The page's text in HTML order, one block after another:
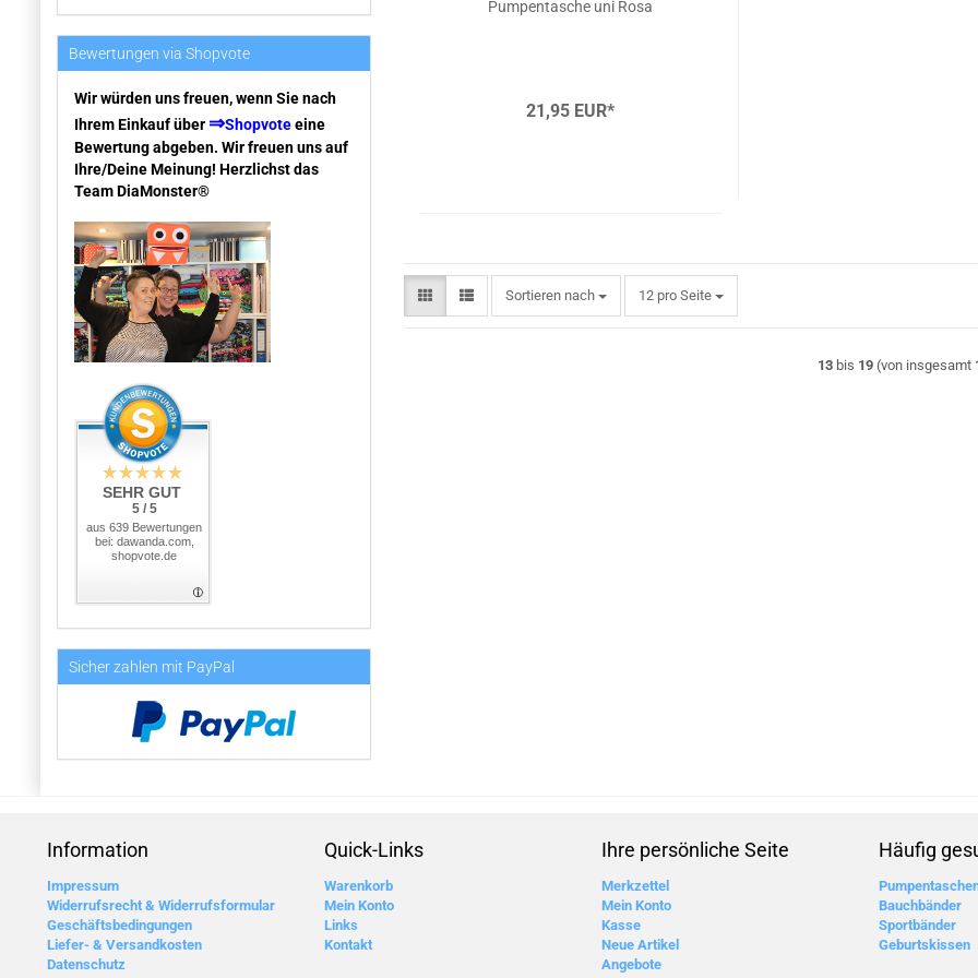
Pumpentasche uni Rosa
21,95 EUR*
Sortieren nach
Sortieren nach 12 pro Seite
pro Seite
13 bis 19 (von insgesamt
Bewertungen via Shopvote
Wir würden uns freuen, wenn Sie nach
Ihrem Einkauf über ⇒Shopvoteeine
Bewertung abgeben. Wir freuen uns auf
Ihre/Deine Meinung! Herzlichst das
Team DiaMonster®
SEHR GUT
5 / 5
aus 639 Bewertungen
bei: dawanda.com,
shopvote.de
Sicher zahlen mit PayPal
Information
Impressum
Widerrufsrecht & Widerrufsformular
Geschäftsbedingungen
Liefer- & Versandkosten
Datenschutz
Quick-Links
Warenkorb
Mein Konto
Links
Kontakt
Ihre persönliche Seite
Merkzettel
Mein Konto
Kasse
Neue Artikel
Angebote
Häufig
Bauchbänder
Sportbänder
Geburtskissen